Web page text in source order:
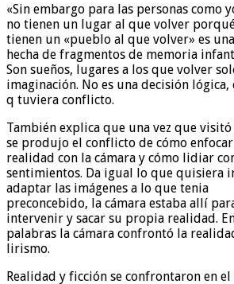
«Sin embargo para las personas como
no tienen un lugar al que volver
tienen un «pueblo al que volver» es
hecha de fragmentos de memoria
Son sueños, lugares a los que volver
imaginación. No es una decisión lógica,
q tuviera conflicto.
También explica que una vez que visitó
se produjo el conflicto de cómo
realidad con la cámara y cómo lidiar
sentimientos. Da igual lo que quisiera
adaptar las imágenes a lo que tenia
preconcebido, la cámara estaba allí
intervenir y sacar su propia realidad.
palabras la cámara confrontó la
lirismo.
Realidad y ficción se confrontaron en el